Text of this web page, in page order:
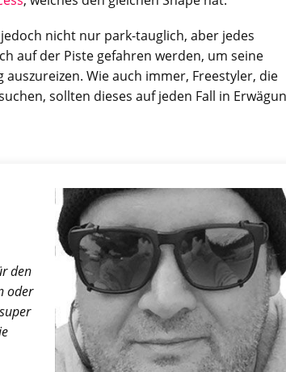
nicht nur park-tauglich, aber jedes
auf der Piste gefahren werden, um seine
Wie auch immer, Freestyler, die
sollten dieses auf jeden Fall in
den
oder